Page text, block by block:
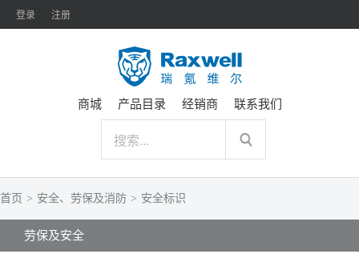
登录 注册
商城 产品目录 经销商 联系我们
首页 > 安全、劳保及消防 > 安全标识
劳保及安全